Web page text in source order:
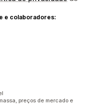
e colaboradores:
preços de mercado e